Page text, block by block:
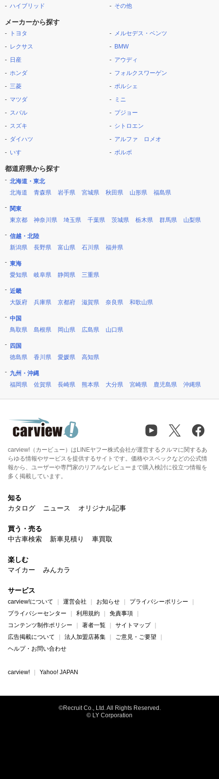
ハイブリッド
その他
メーカーから探す
トヨタ
レクサス
日産
ホンダ
三菱
マツダ
スバル
スズキ
ダイハツ
いすゞ
メルセデス・ベンツ
BMW
アウディ
フォルクスワーゲン
ポルシェ
ミニ
プジョー
シトロエン
アルファ ロメオ
ボルボ
都道府県から探す
北海道・東北
北海道
青森県 岩手県 宮城県 秋田県 山形県 福島県
関東
東京都
神奈川県 埼玉県 千葉県 茨城県 栃木県 群馬県 山梨県
信越・北陸
新潟県
長野県 富山県 石川県 福井県
東海
愛知県
岐阜県 静岡県 三重県
近畿
大阪府
兵庫県 京都府 滋賀県 奈良県 和歌山県
中国
鳥取県
島根県 岡山県 広島県 山口県
四国
徳島県
香川県 愛媛県 高知県
九州・沖縄
福岡県
佐賀県 長崎県 熊本県 大分県 宮崎県 鹿児島県 沖縄県
carview!（カービュー）はLINEヤフー株式会社が運営するクルマに関するあ
らゆる情報やサービスを提供するサイトです。価格やスペックなどの公式情
報から、ユーザーや専門家のリアルなレビューまで購入検討に役立つ情報を
多く掲載しています。
知る
カタログ
ニュース オリジナル記事
買う・売る
中古車検索
新車見積り 車買取
楽しむ
マイカー
みんカラ
サービス
carview!について 運営会社 お知らせ
プライバシーポリシー
プライバシーセンター
利用規約
免責事項
コンテンツ制作ポリシー
著者一覧
サイトマップ
広告掲載について
法人加盟店募集
ご意見・ご要望
ヘルプ・お問い合わせ
carview! Yahoo! JAPAN
©Recruit Co., Ltd. All Rights Reserved.
© LY Corporation